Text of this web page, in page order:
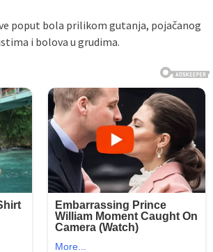
poput bola prilikom gutanja, pojačanog
i bolova u grudima.